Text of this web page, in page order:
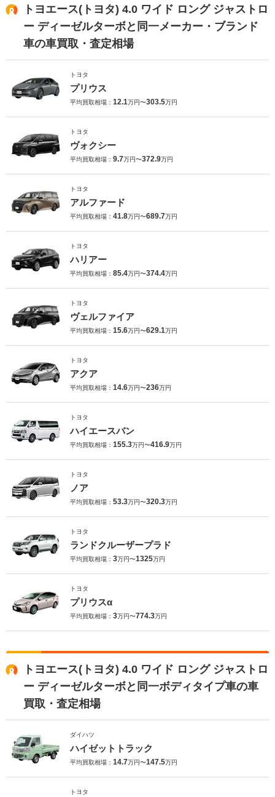
トヨエース(トヨタ) 4.0 ワイド ロング ジャストロ
ー ディーゼルターボと同一メーカー・ブランド
車の車買取・査定相場
トヨタ
プリウス
平均買取相場： 12.1万円〜303.5万円
トヨタ
ヴォクシー
平均買取相場： 9.7万円〜372.9万円
トヨタ
アルファード
平均買取相場： 41.8万円〜689.7万円
トヨタ
ハリアー
平均買取相場： 85.4万円〜374.4万円
トヨタ
ヴェルファイア
平均買取相場： 15.6万円〜629.1万円
トヨタ
アクア
平均買取相場： 14.6万円〜236万円
トヨタ
ハイエースバン
平均買取相場： 155.3万円〜416.9万円
トヨタ
ノア
平均買取相場： 53.3万円〜320.3万円
トヨタ
ランドクルーザープラド
平均買取相場： 3万円〜1325万円
トヨタ
プリウスα
平均買取相場： 3万円〜774.3万円
トヨエース(トヨタ) 4.0 ワイド ロング ジャストロ
ー ディーゼルターボと同一ボディタイプ車の車
買取・査定相場
ダイハツ
ハイゼットトラック
平均買取相場： 14.7万円〜147.5万円
トヨタ